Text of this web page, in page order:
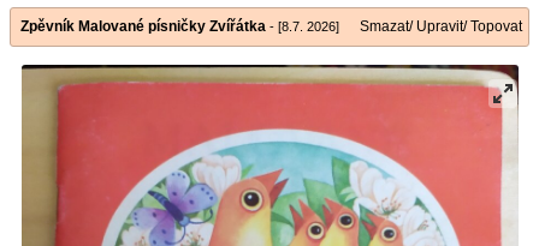
Zpěvník Malované písničky Zvířátka - [8.7. 2026] Smazat/ Upravit/ Topovat